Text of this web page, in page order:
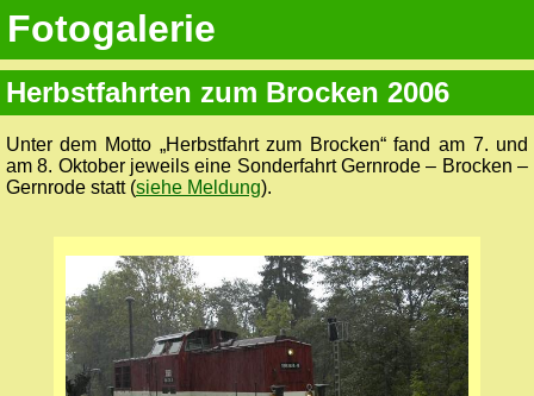
Fotogalerie
Herbstfahrten zum Brocken 2006
Unter dem Motto „Herbstfahrt zum Brocken“ fand am 7. und
am 8. Oktober jeweils eine Sonderfahrt Gernrode – Brocken –
Gernrode statt (siehe Meldung).